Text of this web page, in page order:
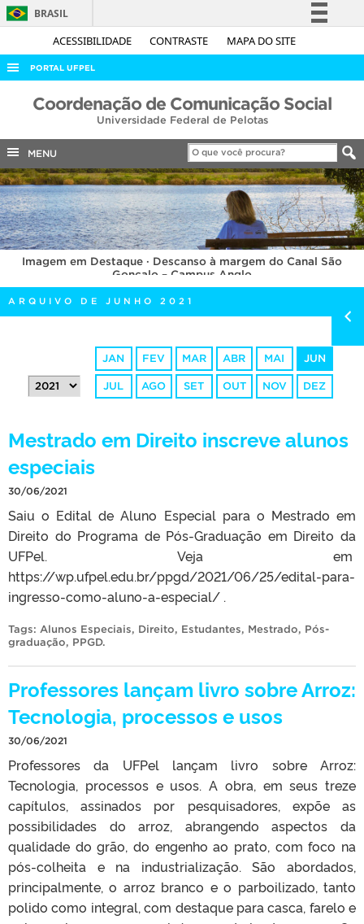
ACESSIBILIDADE CONTRASTE MAPA DO SITE
BRASIL
Simplifique!
Acesso à informação
Legislação
Canais
PORTAL UFPEL
ACESSO À INFORMAÇÃO
COBALTO
CONCURSOS
EDITAIS
INTERNACIONAL
OUVIDORIA
PORTARIAS
TELEFONES
Coordenação de Comunicação Social
Universidade Federal de Pelotas
MENU
Imagem em Destaque · Descanso à margem do Canal São
Gonçalo – Campus Anglo
ARQUIVO DE JUNHO 2021
JAN FEV MAR ABR MAI JUN
JUL AGO SET OUT NOV DEZ
Mestrado em Direito inscreve alunos
especiais
30/06/2021
Saiu o Edital de Aluno Especial para o Mestrado em
Direito do Programa de Pós-Graduação em Direito da
UFPel. Veja em
https://wp.ufpel.edu.br/ppgd/2021/06/25/edital-para-
ingresso-como-aluno-a-especial/ .
Tags: Alunos Especiais, Direito, Estudantes, Mestrado, Pós-
graduação, PPGD.
Professores lançam livro sobre Arroz:
Tecnologia, processos e usos
30/06/2021
Professores da UFPel lançam livro sobre Arroz:
Tecnologia, processos e usos. A obra, em seus treze
capítulos, assinados por pesquisadores, expõe as
possibilidades do arroz, abrangendo aspectos da
qualidade do grão, do engenho ao prato, com foco na
pós-colheita e na industrialização. São abordados,
principalmente, o arroz branco e o parboilizado, tanto
polido como integral, com destaque para casca, farelo e